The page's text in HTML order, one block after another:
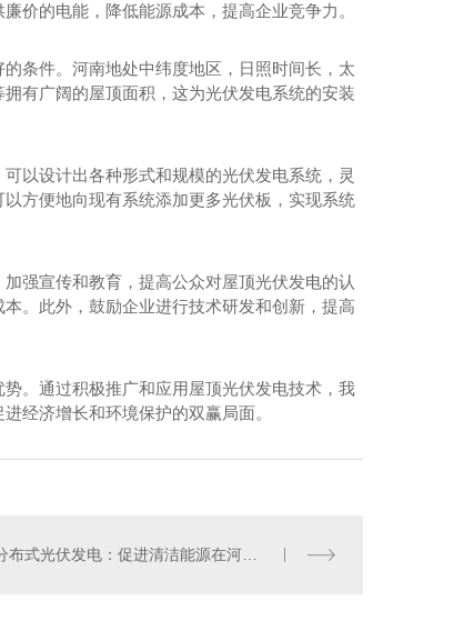
价的电能，降低能源成本，提高企业竞争力。
条件。河南地处中纬度地区，日照时间长，太
有广阔的屋顶面积，这为光伏发电系统的安装
以设计出各种形式和规模的光伏发电系统，灵
方便地向现有系统添加更多光伏板，实现系统
强宣传和教育，提高公众对屋顶光伏发电的认
。此外，鼓励企业进行技术研发和创新，提高
。通过积极推广和应用屋顶光伏发电技术，我
经济增长和环境保护的双赢局面。
河南分布式光伏发电：促进清洁能源在河南地区的普及